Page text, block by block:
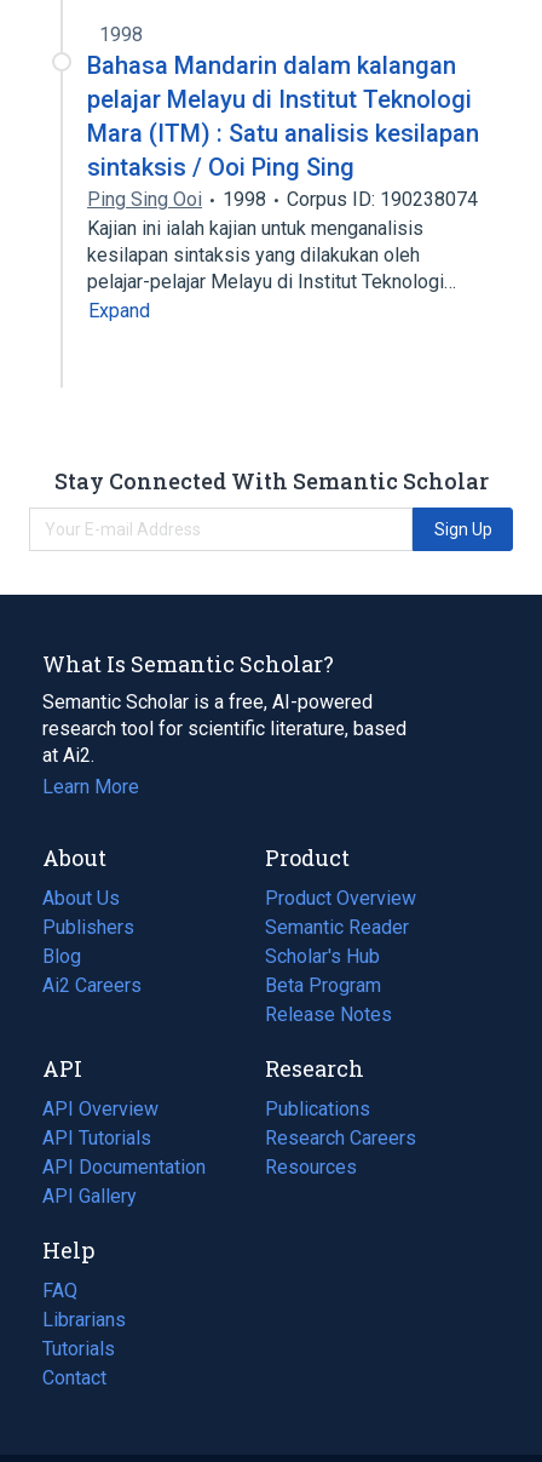
1998
Bahasa Mandarin dalam kalangan
pelajar Melayu di Institut Teknologi
Mara (ITM) : Satu analisis kesilapan
sintaksis / Ooi Ping Sing
Ping Sing Ooi 1998
Corpus ID: 190238074
Kajian ini ialah kajian untuk menganalisis
kesilapan sintaksis yang dilakukan oleh
pelajar-pelajar Melayu di Institut Teknologi…
Expand
Stay Connected With Semantic Scholar
Sign Up
What Is Semantic Scholar?
Semantic Scholar is a free, AI-powered
research tool for scientific literature, based
at Ai2.
Learn More
About
About Us
Publishers
Blog
(opens
in
tab)
Ai2 Careers
(opens
new
tab)
Product
Product Overview
Semantic Reader
Scholar's Hub
Beta Program
Release Notes
API
API Overview
API Tutorials
API Documentation
(opens
in
new
tab)
API Gallery
Research
Publications
(opens
in
a
Research Careers
(opens
in
Resources
(opens
Help
FAQ
Librarians
Tutorials
Contact